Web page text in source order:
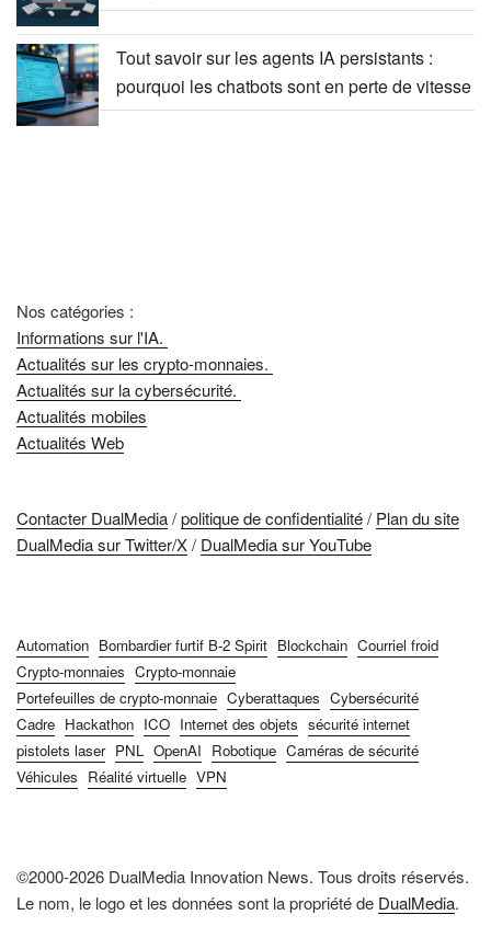
Tout savoir sur les agents IA persistants :
pourquoi les chatbots sont en perte de vitesse
Nos catégories :
Informations sur l'IA.
Actualités sur les crypto-monnaies.
Actualités sur la cybersécurité.
Actualités mobiles
Actualités Web
Contacter DualMedia/politique de confidentialité/ Plan du site
DualMedia sur Twitter/X/ DualMedia sur YouTube
Automation Bombardier furtif B-2 Spirit Blockchain Courriel froid
Crypto-monnaies Crypto-monnaie
Portefeuilles de crypto-monnaie Cyberattaques Cybersécurité
Cadre Hackathon ICO Internet des objets sécurité internet
pistolets laser PNL OpenAI Robotique Caméras de sécurité
Véhicules Réalité virtuelle VPN
©2000-2026 DualMedia Innovation News. Tous droits réservés.
Le nom, le logo et les données sont la propriété de DualMedia.